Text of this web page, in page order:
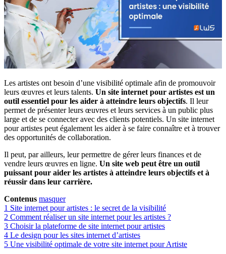
Les artistes ont besoin d’une visibilité optimale afin de promouvoir
leurs œuvres et leurs talents. Un site internet pour artistes est un
outil essentiel pour les aider à atteindre leurs objectifs. Il leur
permet de présenter leurs œuvres et leurs services à un public plus
large et de se connecter avec des clients potentiels. Un site internet
pour artistes peut également les aider à se faire connaître et à trouver
des opportunités de collaboration.
Il peut, par ailleurs, leur permettre de gérer leurs finances et de
vendre leurs œuvres en ligne. Un site web peut être un outil
puissant pour aider les artistes à atteindre leurs objectifs et à
réussir dans leur carrière.
Contenus masquer
1 Site internet pour artistes : le secret de la visibilité
2 Comment réaliser un site internet pour les artistes ?
3 Choisir la plateforme de site internet pour artistes
4 Le design pour les sites internet d’artistes
5 Une visibilité optimale de votre site internet pour Artiste